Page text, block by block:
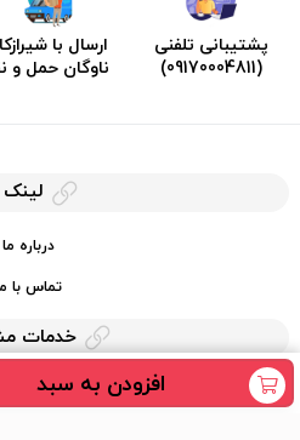
افزودن به سبد
پشتیبانی تلفنی
(09170004811)
ارسال با
ناوگان حمل و
لینک
درباره ما
تماس با
خدمات
حریم